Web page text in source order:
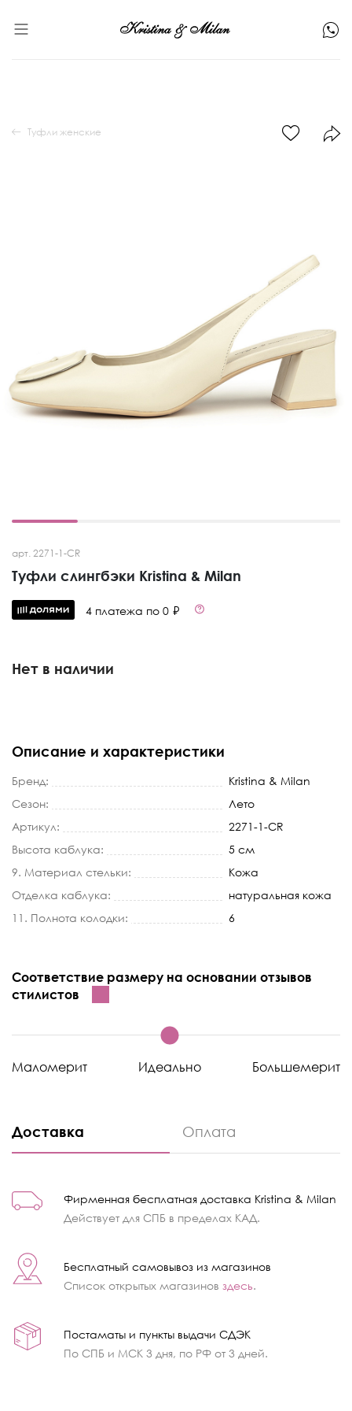
арт. 2271-1-CR
Туфли слингбэки Kristina & Milan
4 платежа по 0 ₽
Нет в наличии
Туфли женские
Описание и характеристики
Бренд:
Kristina & Milan
Сезон:
Лето
Артикул:
2271-1-CR
Высота каблука:
5 см
9. Материал стельки:
Кожа
Отделка каблука:
натуральная кожа
11. Полнота колодки:
6
Соответствие размеру на основании отзывов
стилистов
Маломерит Идеально Большемерит
Доставка Оплата
Фирменная бесплатная доставка Kristina & Milan
Действует для СПБ в пределах КАД.
Бесплатный самовывоз из магазинов
Список открытых магазинов здесь.
Постаматы и пункты выдачи СДЭК
По СПБ и МСК 3 дня, по РФ от 3 дней.